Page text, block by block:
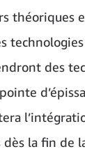
des
dès la fin de